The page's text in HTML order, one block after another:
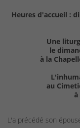
Heures d'accueil :
Une
le
à la
au
à
L'a précédé son